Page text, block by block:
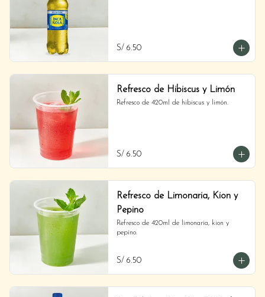
S/ 6.50
Refresco de Hibiscus y Limón
Refresco de 420ml de hibiscus y limón.
S/ 6.50
Refresco de Limonaria, Kion y
Pepino
Refresco de 420ml de limonaria, kion y
pepino.
S/ 6.50